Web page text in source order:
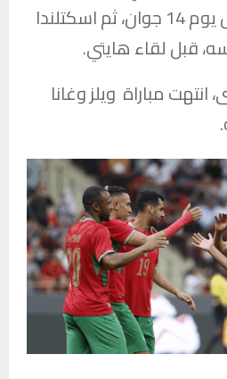
الثالثة بملاقاة البرازيل يوم 14 جوان، ثم اسكتلندا
مباراة ويلز وغانا